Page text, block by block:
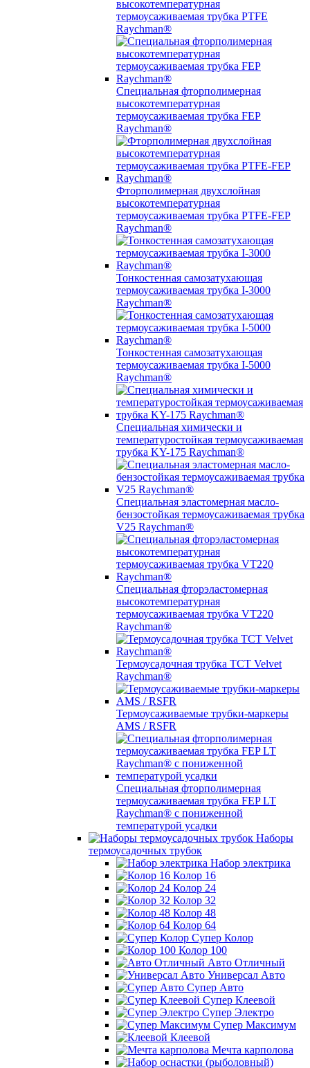
высокотемпературная
термоусаживаемая трубка PTFE
Raychman®
Специальная фторполимерная
высокотемпературная
термоусаживаемая трубка FEP
Raychman®
Фторполимерная двухслойная
высокотемпературная
термоусаживаемая трубка PTFE-FEP
Raychman®
Тонкостенная самозатухающая
термоусаживаемая трубка I-3000
Raychman®
Тонкостенная самозатухающая
термоусаживаемая трубка I-5000
Raychman®
Специальная химически и
температуростойкая термоусаживаемая
трубка KY-175 Raychman®
Специальная эластомерная масло-
бензостойкая термоусаживаемая трубка
V25 Raychman®
Специальная фторэластомерная
высокотемпературная
термоусаживаемая трубка VT220
Raychman®
Термоусадочная трубка TCT Velvet
Raychman®
Термоусаживаемые трубки-маркеры
AMS / RSFR
Специальная фторполимерная
термоусаживаемая трубка FEP LT
Raychman® с пониженной
температурой усадки
Наборы
термоусадочных трубок
Набор электрика
Колор 16
Колор 24
Колор 32
Колор 48
Колор 64
Супер Колор
Колор 100
Авто Отличный
Универсал Авто
Супер Авто
Супер Клеевой
Супер Электро
Супер Максимум
Клеевой
Мечта карполова